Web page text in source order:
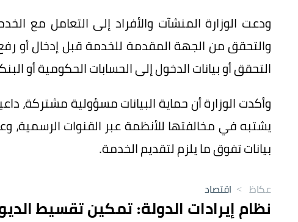
ودعت الوزارة المنشآت والأفراد إلى التعامل مع
والتحقق من الجهة المقدمة للخدمة قبل إدخال أو
التحقق أو بيانات الدخول إلى الحسابات الحكومية أو
وأكدت الوزارة أن حماية البيانات مسؤولية مشتركة،
يشتبه في مخالفتها للأنظمة عبر القنوات الرسمية،
بيانات تفوق ما يلزم لتقديم الخدمة.
عكاظ > اقتصاد